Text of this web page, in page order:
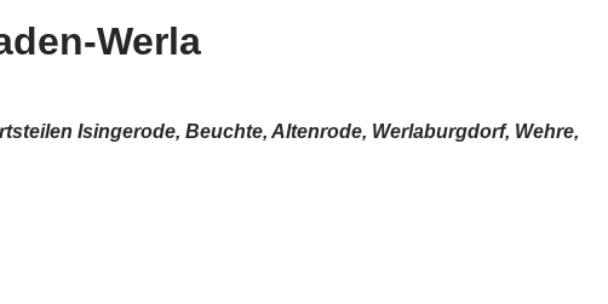
Werla
Isingerode, Beuchte, Altenrode, Werlaburgdorf, Wehre,